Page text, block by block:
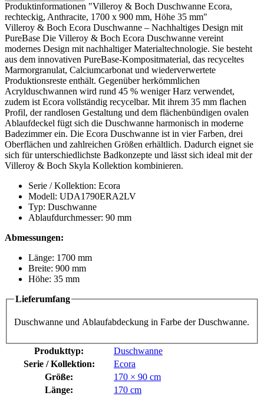
Produktinformationen "Villeroy & Boch Duschwanne Ecora,
rechteckig, Anthracite, 1700 x 900 mm, Höhe 35 mm"
Villeroy & Boch Ecora Duschwanne – Nachhaltiges Design mit
PureBase Die Villeroy & Boch Ecora Duschwanne vereint
modernes Design mit nachhaltiger Materialtechnologie. Sie besteht
aus dem innovativen PureBase-Kompositmaterial, das recyceltes
Marmorgranulat, Calciumcarbonat und wiederverwertete
Produktionsreste enthält. Gegenüber herkömmlichen
Acrylduschwannen wird rund 45 % weniger Harz verwendet,
zudem ist Ecora vollständig recycelbar. Mit ihrem 35 mm flachen
Profil, der randlosen Gestaltung und dem flächenbündigen ovalen
Ablaufdeckel fügt sich die Duschwanne harmonisch in moderne
Badezimmer ein. Die Ecora Duschwanne ist in vier Farben, drei
Oberflächen und zahlreichen Größen erhältlich. Dadurch eignet sie
sich für unterschiedlichste Badkonzepte und lässt sich ideal mit der
Villeroy & Boch Skyla Kollektion kombinieren.
Serie / Kollektion: Ecora
Modell: UDA1790ERA2LV
Typ: Duschwanne
Ablaufdurchmesser: 90 mm
Abmessungen:
Länge: 1700 mm
Breite: 900 mm
Höhe: 35 mm
Lieferumfang
Duschwanne und Ablaufabdeckung in Farbe der Duschwanne.
Produkttyp:
Duschwanne
Serie / Kollektion:
Ecora
Größe:
170 × 90 cm
Länge:
170 cm